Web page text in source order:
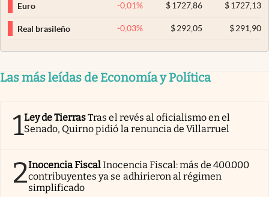
Euro -0,01% $ 1727,86 $1727,13
Real brasileño -0,03% $292,05 $291,90
Las más leídas de Economía y Política
1Ley de TierrasTras el revés al oficialismo en el
Senado, Quirno pidió la renuncia de Villarruel
2Inocencia FiscalInocencia Fiscal: más de 400.000
contribuyentes ya se adhirieron al régimen
simplificado